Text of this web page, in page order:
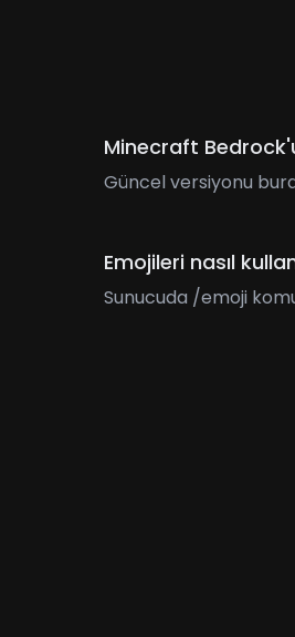
Minecraft
Güncel versiyonu
Emojileri nasıl
Sunucuda /emoji